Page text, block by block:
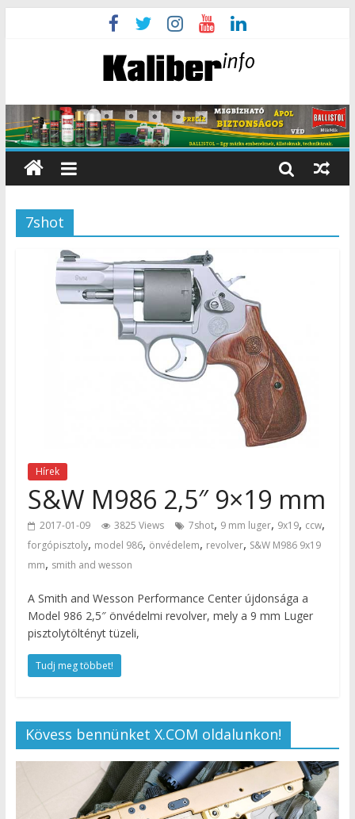
7shot
Hírek
S&W M986 2,5″ 9×19 mm
2017-01-09 3825 Views 7shot, 9 mm luger, 9x19, ccw,
forgópisztoly, model 986, önvédelem, revolver, S&W M986 9x19
mm, smith and wesson
A Smith and Wesson Performance Center újdonsága a
Model 986 2,5″ önvédelmi revolver, mely a 9 mm Luger
pisztolytöltényt tüzeli,
Tudj meg többet!
Kövess bennünket X.COM oldalunkon!